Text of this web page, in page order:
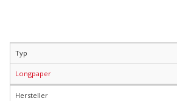
Typ
Longpaper
Hersteller